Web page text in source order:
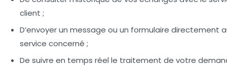
client ;
D’envoyer un message ou un formulaire directement
service concerné ;
De suivre en temps réel le traitement de votre